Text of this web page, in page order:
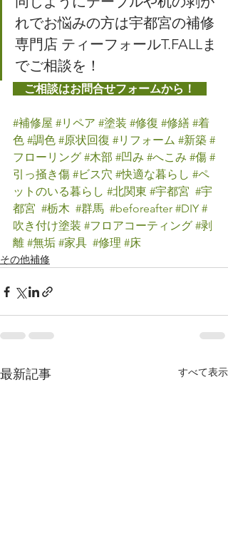
れでお悩みの方は宇都宮の補修
専門店 ティーフォールT.FALLま
でご相談を！
ご相談はお問合せフォームから！
#補修屋 #リペア #塗装 #修復 #修繕 #着
色 #調色 #原状回復 #リフォーム #新築 #
フローリング #木部 #凹み #へこみ #傷 #
引っ掻き傷 #ビス穴 #快適な暮らし #ペ
ットのいる暮らし #北関東 #宇都宮 #宇
都宮 #栃木 #群馬 #beforeafter #DIY #
吹き付け塗装 #フロアコーティング #剥
離 #無垢 #家具 #修理 #床
その他補修
最新記事 すべて表示